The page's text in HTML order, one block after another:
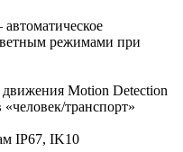
режимами при
Motion Detection
транспорт»
IP67, IK10